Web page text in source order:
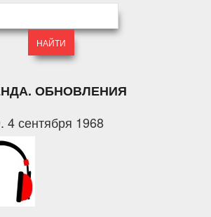
ОБНОВЛЕНИЯ
4 сентября 1968